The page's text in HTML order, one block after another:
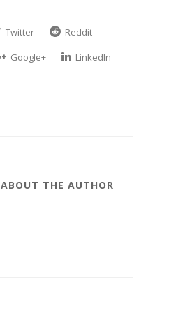
Twitter
Reddit
Google+
LinkedIn
ABOUT THE AUTHOR